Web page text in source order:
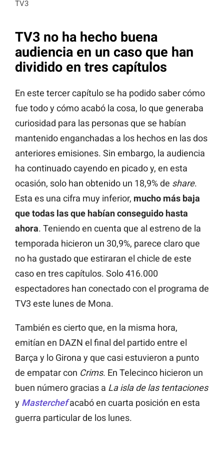
TV3
TV3 no ha hecho buena
audiencia en un caso que han
dividido en tres capítulos
En este tercer capítulo se ha podido saber cómo
fue todo y cómo acabó la cosa, lo que generaba
curiosidad para las personas que se habían
mantenido enganchadas a los hechos en las dos
anteriores emisiones. Sin embargo, la audiencia
ha continuado cayendo en picado y, en esta
ocasión, solo han obtenido un 18,9% de share.
Esta es una cifra muy inferior, mucho más baja
que todas las que habían conseguido hasta
ahora. Teniendo en cuenta que al estreno de la
temporada hicieron un 30,9%, parece claro que
no ha gustado que estiraran el chicle de este
caso en tres capítulos. Solo 416.000
espectadores han conectado con el programa de
TV3 este lunes de Mona.
También es cierto que, en la misma hora,
emitían en DAZN el final del partido entre el
Barça y lo Girona y que casi estuvieron a punto
de empatar con Crims. En Telecinco hicieron un
buen número gracias a La isla de las tentaciones
y Masterchefacabó en cuarta posición en esta
guerra particular de los lunes.